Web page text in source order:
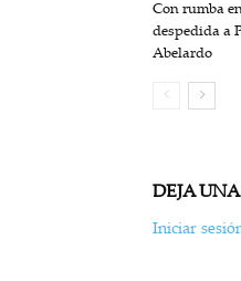
Con rumba
despedida a
Abelardo
DEJA
Iniciar